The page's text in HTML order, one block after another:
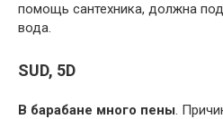
помощь сантехника, должна
вода.
SUD, 5D
В барабане много пены.